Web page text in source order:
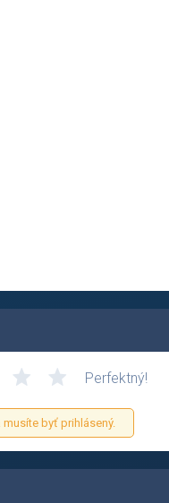
Perfektný!
byť prihlásený.